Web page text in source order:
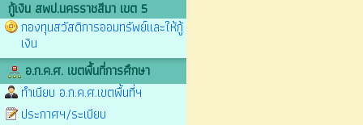
กู้เงิน สพป.นครราชสีมา เขต 5
กองทุนสวัสดิการออมทรัพย์และให้กู้
เงิน
อ.ก.ค.ศ. เขตพื้นที่การศึกษา
ทำเนียบ อ.ก.ค.ศ.เขตพื้นที่ฯ
ประกาศฯ/ระเบียบ